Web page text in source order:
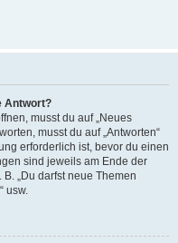
Antwort?
musst du auf „Neues
musst du auf „Antworten“
erforderlich ist, bevor du einen
sind jeweils am Ende der
„Du darfst neue Themen
usw.